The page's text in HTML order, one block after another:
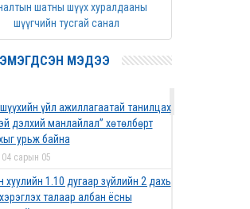
шатны шүүх хуралдааны
шүүгчийн тусгай санал
МЭДЭЭ
үйл ажиллагаатай танилцах
дэлхий манлайлал” хөтөлбөрт
урьж байна
сарын 05
хуулийн 1.10 дугаар зүйлийн 2 дахь
талаар албан ёсны